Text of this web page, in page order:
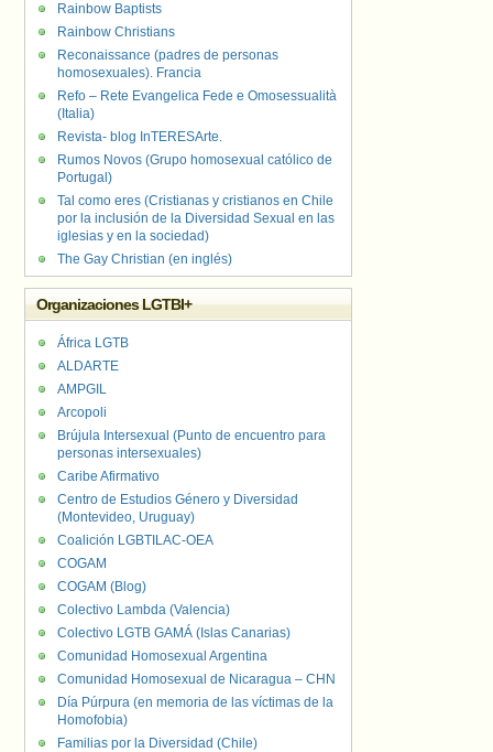
Rainbow Baptists
Rainbow Christians
Reconaissance (padres de personas
homosexuales). Francia
Refo – Rete Evangelica Fede e Omosessualità
(Italia)
Revista- blog InTERESArte.
Rumos Novos (Grupo homosexual católico de
Portugal)
Tal como eres (Cristianas y cristianos en Chile
por la inclusión de la Diversidad Sexual en las
iglesias y en la sociedad)
The Gay Christian (en inglés)
Organizaciones LGTBI+
África LGTB
ALDARTE
AMPGIL
Arcopoli
Brújula Intersexual (Punto de encuentro para
personas intersexuales)
Caribe Afirmativo
Centro de Estudios Género y Diversidad
(Montevideo, Uruguay)
Coalición LGBTILAC-OEA
COGAM
COGAM (Blog)
Colectivo Lambda (Valencia)
Colectivo LGTB GAMÁ (Islas Canarias)
Comunidad Homosexual Argentina
Comunidad Homosexual de Nicaragua – CHN
Día Púrpura (en memoria de las víctimas de la
Homofobia)
Familias por la Diversidad (Chile)